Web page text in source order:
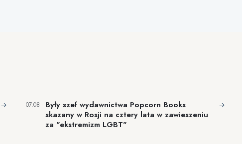
→ 07.08
Były szef wydawnictwa Popcorn Books
skazany w Rosji na cztery lata w zawieszeniu
za "ekstremizm LGBT"
→